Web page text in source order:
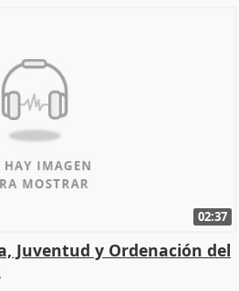
02:37
Juventud y Ordenación del